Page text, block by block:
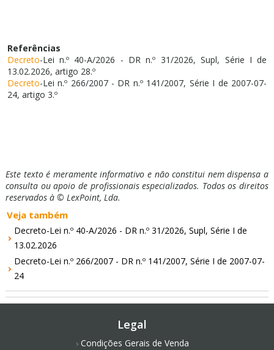
Referências
Decreto-Lei n.º 40-A/2026 - DR n.º 31/2026, Supl, Série I de
13.02.2026, artigo 28.º
Decreto-Lei n.º 266/2007 - DR n.º 141/2007, Série I de 2007-07-
24, artigo 3.º
Este texto é meramente informativo e não constitui nem dispensa a
consulta ou apoio de profissionais especializados. Todos os direitos
reservados à © LexPoint, Lda.
Veja também
Decreto-Lei n.º 40-A/2026 - DR n.º 31/2026, Supl, Série I de
13.02.2026
Decreto-Lei n.º 266/2007 - DR n.º 141/2007, Série I de 2007-07-
24
Legal
Condições Gerais de Venda